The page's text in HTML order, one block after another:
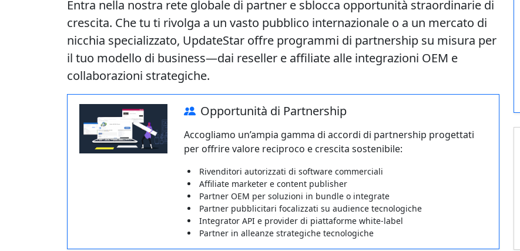
Entra nella nostra rete globale di partner e sblocca opportunità straordinarie di
crescita. Che tu ti rivolga a un vasto pubblico internazionale o a un mercato di
nicchia specializzato, UpdateStar offre programmi di partnership su misura per
il tuo modello di business—dai reseller e affiliate alle integrazioni OEM e
collaborazioni strategiche.
Opportunità di Partnership
Accogliamo un’ampia gamma di accordi di partnership progettati
per offrire valore reciproco e crescita sostenibile:
Rivenditori autorizzati di software commerciali
Affiliate marketer e content publisher
Partner OEM per soluzioni in bundle o integrate
Partner pubblicitari focalizzati su audience tecnologiche
Integrator API e provider di piattaforme white-label
Partner in alleanze strategiche tecnologiche